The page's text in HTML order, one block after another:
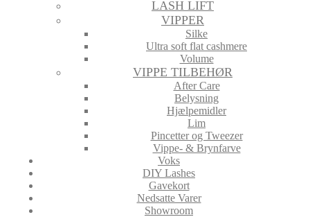
LASH LIFT
VIPPER
Silke
Ultra soft flat cashmere
Volume
VIPPE TILBEHØR
After Care
Belysning
Hjælpemidler
Lim
Pincetter og Tweezer
Vippe- & Brynfarve
Voks
DIY Lashes
Gavekort
Nedsatte Varer
Showroom